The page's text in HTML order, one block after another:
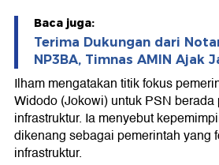
Baca juga:
Terima Dukungan dari
NP3BA, Timnas AMIN Ajak
Ilham mengatakan titik fokus
Widodo (Jokowi) untuk PSN berada
infrastruktur. Ia menyebut
dikenang sebagai pemerintah yang
infrastruktur.